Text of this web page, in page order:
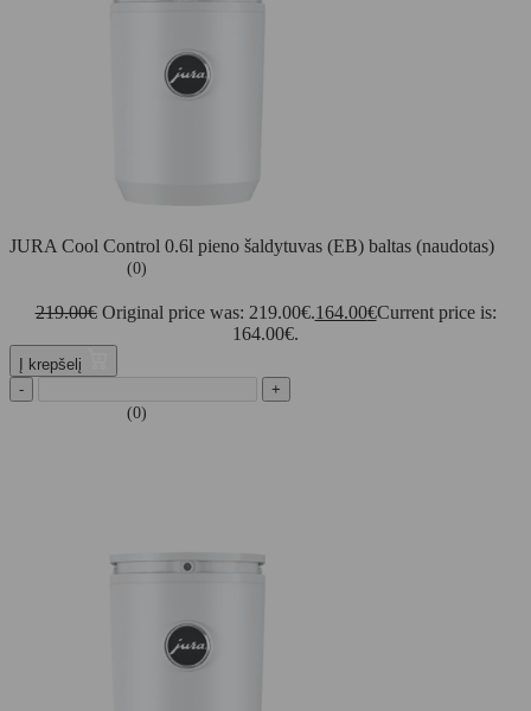
JURA Cool Control 0.6l pieno šaldytuvas (EB) baltas (naudotas)
(0)
219.00€ Original price was: 219.00€.164.00€Current price is:
164.00€.
Į krepšelį
-
+
(0)